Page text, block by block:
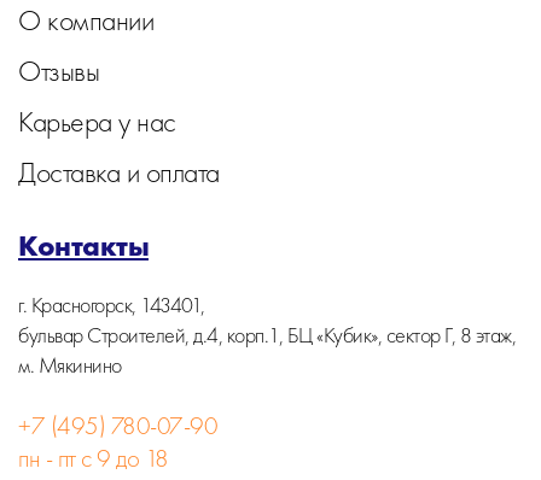
О компании
Отзывы
Карьера у нас
Доставка и оплата
Контакты
г. Красногорск, 143401,
бульвар Строителей, д.4, корп.1, БЦ «Кубик», сектор Г, 8 этаж,
м. Мякинино
+7 (495) 780-07-90
пн - пт с 9 до 18